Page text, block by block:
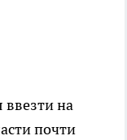
ввезти на
почти